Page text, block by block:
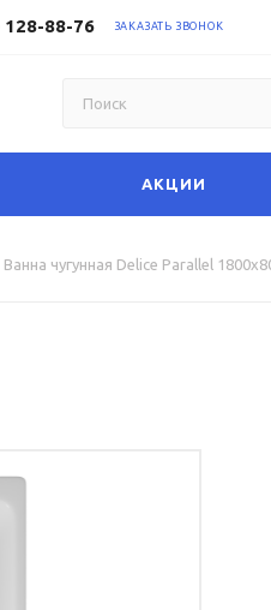
128-88-76 ЗАКАЗАТЬ ЗВОНОК
АКЦИИ
Ванна чугунная Delice Parallel